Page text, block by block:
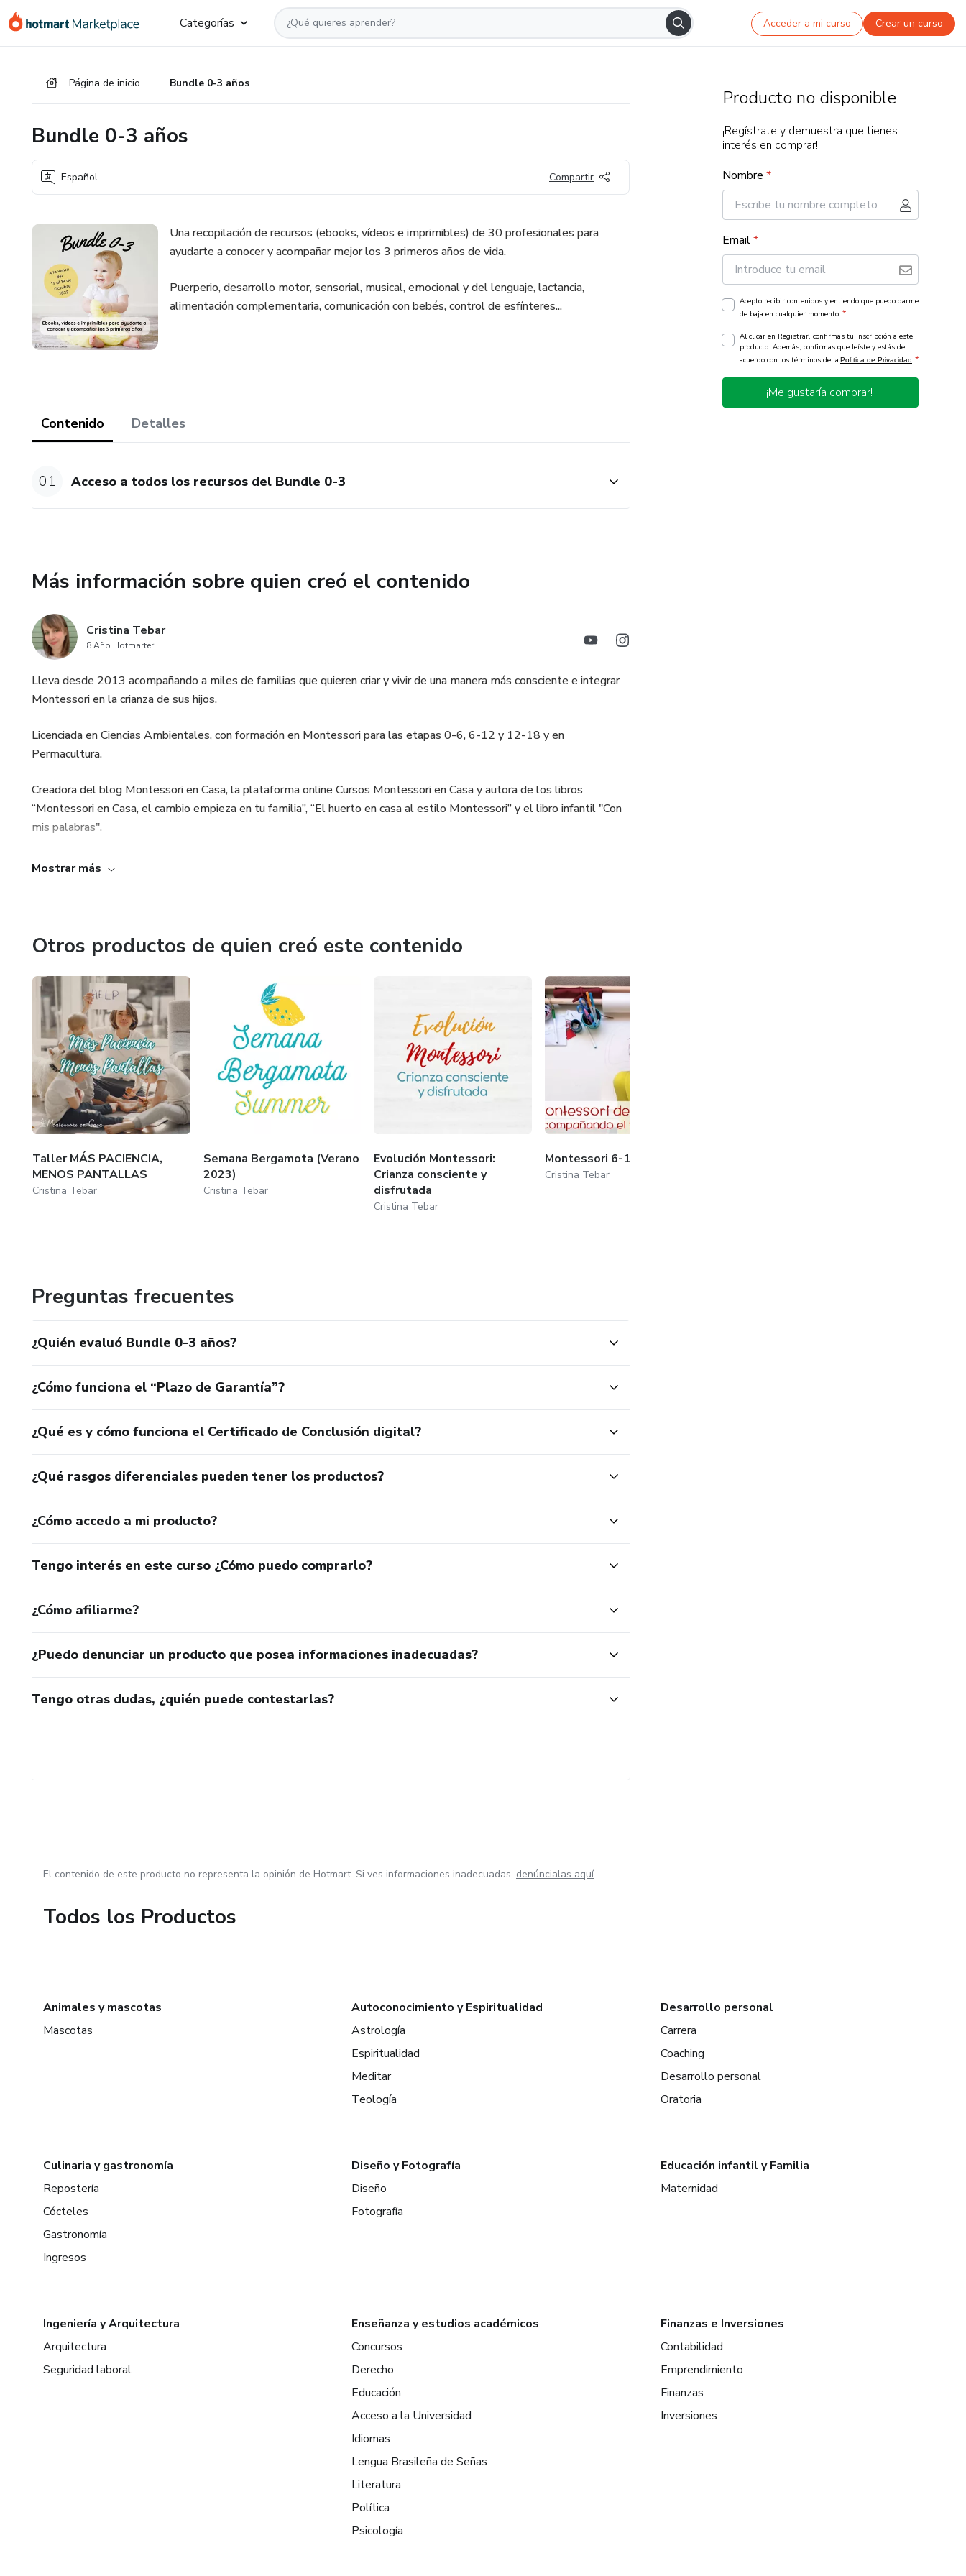
Categorías Acceder a mi curso Crear un curso
Página de inicio Bundle 0-3 años
Bundle 0-3 años
Español Compartir
Una recopilación de recursos (ebooks, vídeos e imprimibles) de 30 profesionales para
ayudarte a conocer y acompañar mejor los 3 primeros años de vida.
Puerperio, desarrollo motor, sensorial, musical, emocional y del lenguaje, lactancia,
alimentación complementaria, comunicación con bebés, control de esfínteres...
Contenido Detalles
01 Acceso a todos los recursos del Bundle 0-3
Más información sobre quien creó el contenido
Cristina Tebar
8 Año Hotmarter
Lleva desde 2013 acompañando a miles de familias que quieren criar y vivir de una manera más consciente e integrar
Montessori en la crianza de sus hijos.
Licenciada en Ciencias Ambientales, con formación en Montessori para las etapas 0-6, 6-12 y 12-18 y en
Permacultura.
Creadora del blog Montessori en Casa, la plataforma online Cursos Montessori en Casa y autora de los libros
“Montessori en Casa, el cambio empieza en tu familia”, “El huerto en casa al estilo Montessori” y el libro infantil "Con
mis palabras".
Asesora de aromaterapia para mujeres que quieren cuidarse y cuidar de forma natural y consciente.
Mostrar más
Otros productos de quien creó este contenido
Taller MÁS PACIENCIA,
MENOS PANTALLAS
Cristina Tebar
Semana Bergamota (Verano
2023)
Cristina Tebar
Evolución Montessori:
Crianza consciente y
disfrutada
Cristina Tebar
Montessori 6-12 años
Cristina Tebar
Preguntas frecuentes
¿Quién evaluó Bundle 0-3 años?
¿Cómo funciona el “Plazo de Garantía”?
¿Qué es y cómo funciona el Certificado de Conclusión digital?
¿Qué rasgos diferenciales pueden tener los productos?
¿Cómo accedo a mi producto?
Tengo interés en este curso ¿Cómo puedo comprarlo?
¿Cómo afiliarme?
¿Puedo denunciar un producto que posea informaciones inadecuadas?
Tengo otras dudas, ¿quién puede contestarlas?
Producto no disponible
¡Regístrate y demuestra que tienes
interés en comprar!
Nombre *
Email*
Acepto recibir contenidos y entiendo que puedo darme
de baja en cualquier momento. *
Al clicar en Registrar, confirmas tu inscripción a este
producto. Además, confirmas que leíste y estás de
acuerdo con los términos de la Política de Privacidad *
¡Me gustaría comprar!
El contenido de este producto no representa la opinión de Hotmart. Si ves informaciones inadecuadas, denúncialas aquí
Todos los Productos
Animales y mascotas
Mascotas
Autoconocimiento y Espiritualidad
Astrología
Espiritualidad
Meditar
Teología
Desarrollo personal
Carrera
Coaching
Desarrollo personal
Oratoria
Culinaria y gastronomía
Repostería
Cócteles
Gastronomía
Ingresos
Diseño y Fotografía
Diseño
Fotografía
Educación infantil y Familia
Maternidad
Ingeniería y Arquitectura
Arquitectura
Seguridad laboral
Enseñanza y estudios académicos
Concursos
Derecho
Educación
Acceso a la Universidad
Idiomas
Lengua Brasileña de Señas
Literatura
Política
Psicología
Finanzas e Inversiones
Contabilidad
Emprendimiento
Finanzas
Inversiones